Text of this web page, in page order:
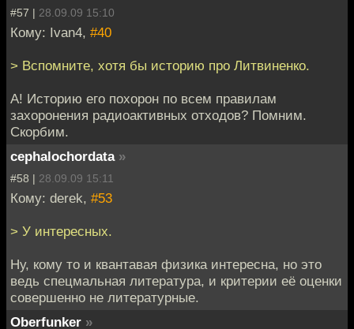
#57 | 28.09.09 15:10
Кому: Ivan4, #40
> Вспомните, хотя бы историю про Литвиненко.
А! Историю его похорон по всем правилам
захоронения радиоактивных отходов? Помним.
Скорбим.
cephalochordata »
#58 | 28.09.09 15:11
Кому: derek, #53
> У интересных.
Ну, кому то и квантавая физика интересна, но это
ведь спецмальная литература, и критерии её оценки
совершенно не литературные.
Oberfunker »